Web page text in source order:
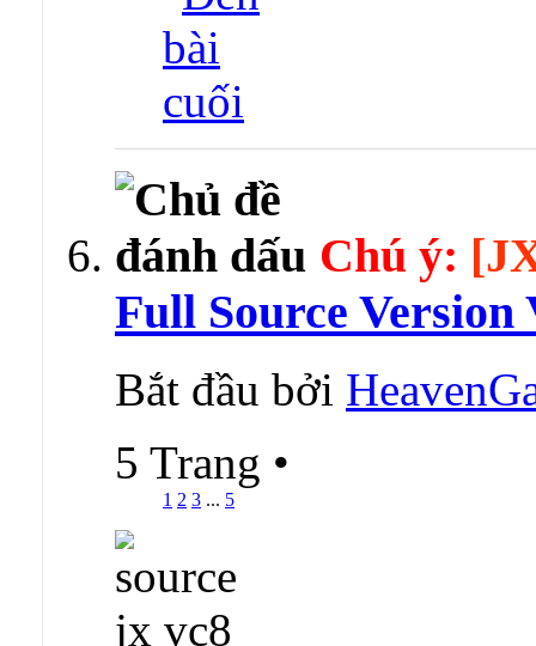
Chú ý:
Full Source Version
Bắt đầu bởi
5 Trang •
1 2 3 ... 5